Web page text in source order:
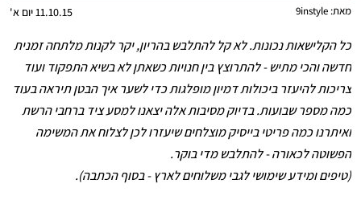
11.10.15 יום א' מאת: 9instyle
כל הקלישאות נכונות. לא קל להתלבש בהריון, יקר לקנות מלתחה זמנית
חדשה והכי מתיש - להתרוצץ בין חנויות כשאתן לא בשיא התפקוד ועוד
צריכות להיעזר ביכולות דמיון מופלגות כדי לשער איך הבטן תיראה בעוד
כמה מספר שבועות. בדיוק מסיבות אלה יצאנו למסע ציד ברחבי הרשת
ואיתרנו כמה פריטי בייסיק מוצלחים שיעזרו לכן לצלוח את המשימה
הפשוטה לכאורה - להתלבש מדי בוקר.
(טיפים ומידע שימושי לגבי משלוחים לארץ - בסוף הכתבה).